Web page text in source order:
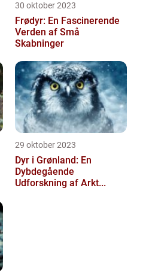
30 oktober 2023
Frødyr: En Fascinerende
Verden af Små
Skabninger
29 oktober 2023
Dyr i Grønland: En
Dybdegående
Udforskning af Arkt...